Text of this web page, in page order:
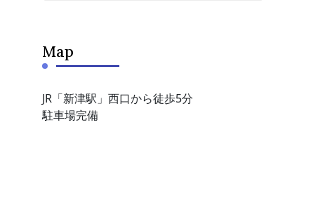
Map
JR「新津駅」西口から徒歩5分
駐車場完備